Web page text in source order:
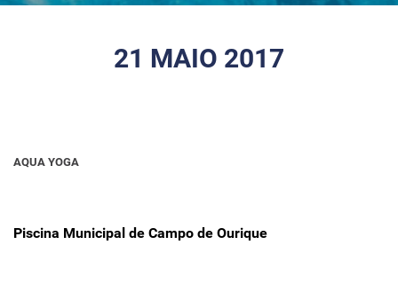
21 MAIO 2017
AQUA YOGA
Piscina Municipal de Campo de Ourique